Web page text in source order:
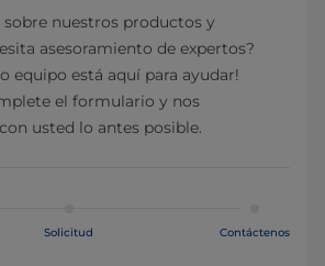
sobre nuestros productos y
asesoramiento de expertos?
equipo está aquí para ayudar!
el formulario y nos
usted lo antes posible.
Solicitud Contáctenos